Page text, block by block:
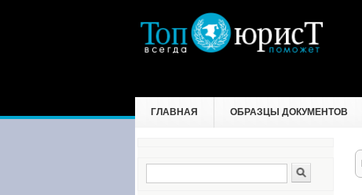
ГЛАВНАЯ ОБРАЗЦЫ ДОКУМЕНТОВ
Форма поиска